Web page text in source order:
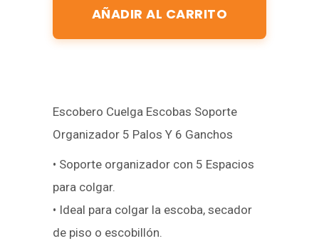
AÑADIR AL CARRITO
Escobero Cuelga Escobas Soporte
Organizador 5 Palos Y 6 Ganchos
• Soporte organizador con 5 Espacios
para colgar.
• Ideal para colgar la escoba, secador
de piso o escobillón.